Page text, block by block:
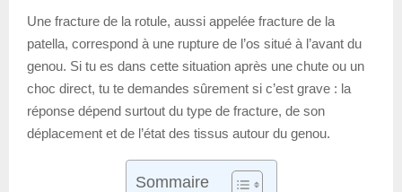
Une fracture de la rotule, aussi appelée fracture de la
patella, correspond à une rupture de l’os situé à l’avant du
genou. Si tu es dans cette situation après une chute ou un
choc direct, tu te demandes sûrement si c’est grave : la
réponse dépend surtout du type de fracture, de son
déplacement et de l’état des tissus autour du genou.
Sommaire